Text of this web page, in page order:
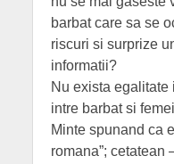
barbat care sa se
riscuri si surprize
informatii?
Nu exista egalitate
intre barbat si
Minte spunand ca
romana”; cetatean